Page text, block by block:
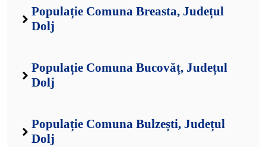
Populație Comuna Breasta, Județul
Dolj
Populație Comuna Bucovăț, Județul
Dolj
Populație Comuna Bulzești, Județul
Dolj